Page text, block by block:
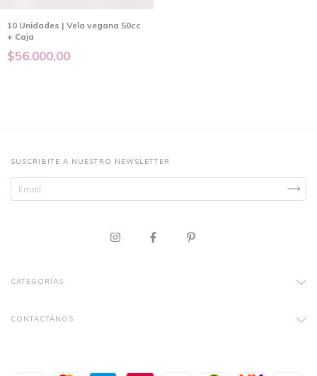
10 Unidades | Vela vegana 50cc
+ Caja
$56.000,00
SUSCRIBITE A NUESTRO NEWSLETTER
CATEGORÍAS
CONTACTÁNOS